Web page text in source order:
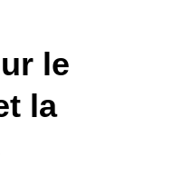
le
la